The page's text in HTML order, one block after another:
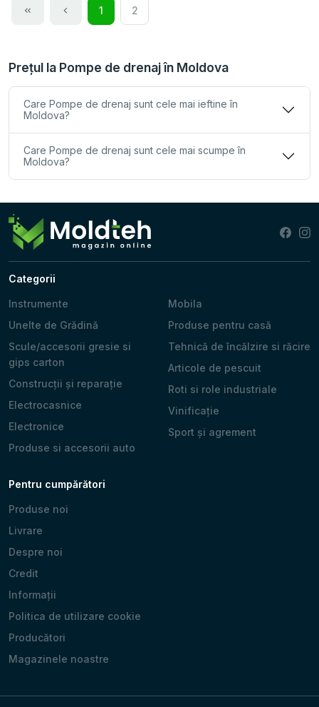
1 2
Prețul la Pompe de drenaj în Moldova
Care Pompe de drenaj sunt cele mai ieftine în
Moldova?
Care Pompe de drenaj sunt cele mai scumpe în
Moldova?
Categorii
Instrumente
Unelte de Grădină
Scule/accesorii gresie si
gips carton
Construcții și reparație
Electrocasnice
Electronice
Produse si accesorii auto
Mobila
Produse pentru casă
Tehnică de încălzire si răcire
Articole de pescuit
Roti si role industriale
Vinificație
Sport și agrement
Pentru cumpărători
Produse noi
Livrare
Despre noi
Credit
Informații
Politica de utilizare cookie
Producători
Magazinele noastre